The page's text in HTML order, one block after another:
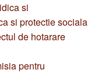
si
si protectie sociala
de hotarare
pentru